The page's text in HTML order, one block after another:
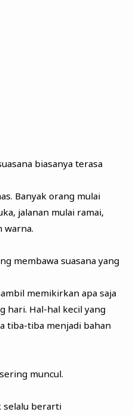
biasanya terasa
Banyak orang mulai
jalanan mulai ramai,
warna.
membawa suasana yang
memikirkan apa saja
hari. Hal-hal kecil yang
tiba-tiba menjadi bahan
muncul.
selalu berarti